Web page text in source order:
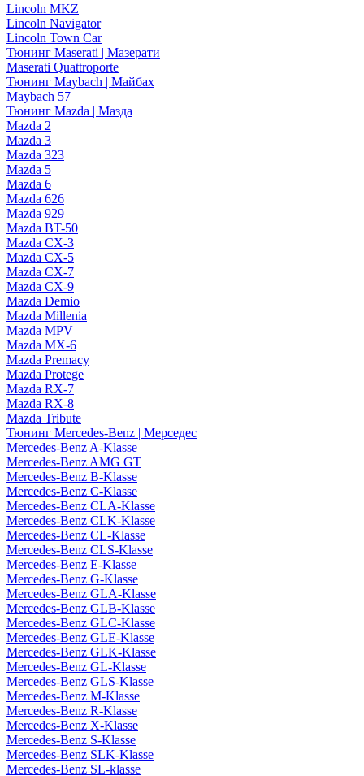
Lincoln MKZ
Lincoln Navigator
Lincoln Town Car
Тюнинг Maserati | Мазерати
Maserati Quattroporte
Тюнинг Maybach | Майбах
Maybach 57
Тюнинг Mazda | Мазда
Mazda 2
Mazda 3
Mazda 323
Mazda 5
Mazda 6
Mazda 626
Mazda 929
Mazda BT-50
Mazda CX-3
Mazda CX-5
Mazda CX-7
Mazda CX-9
Mazda Demio
Mazda Millenia
Mazda MPV
Mazda MX-6
Mazda Premacy
Mazda Protege
Mazda RX-7
Mazda RX-8
Mazda Tribute
Тюнинг Mercedes-Benz | Мерседес
Mercedes-Benz A-Klasse
Mercedes-Benz AMG GT
Mercedes-Benz B-Klasse
Mercedes-Benz C-Klasse
Mercedes-Benz CLA-Klasse
Mercedes-Benz CLK-Klasse
Mercedes-Benz CL-Klasse
Mercedes-Benz CLS-Klasse
Mercedes-Benz E-Klasse
Mercedes-Benz G-Klasse
Mercedes-Benz GLA-Klasse
Mercedes-Benz GLB-Klasse
Mercedes-Benz GLC-Klasse
Mercedes-Benz GLE-Klasse
Mercedes-Benz GLK-Klasse
Mercedes-Benz GL-Klasse
Mercedes-Benz GLS-Klasse
Mercedes-Benz M-Klasse
Mercedes-Benz R-Klasse
Mercedes-Benz X-Klasse
Mercedes-Benz S-Klasse
Mercedes-Benz SLK-Klasse
Mercedes-Benz SL-klasse